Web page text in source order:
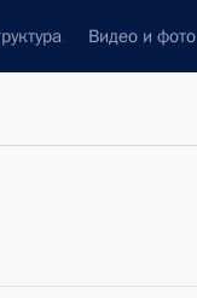
Видео и фото